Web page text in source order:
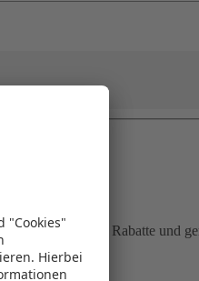
Sie attraktive Rabatte und